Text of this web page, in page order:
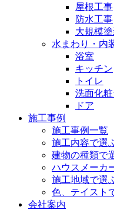
屋根工事
防水工事
大規模
水まわり・内
浴室
キッチン
トイレ
洗面化粧
ドア
施工事例
施工事例一覧
施工内容で選
建物の種類で
ハウスメーカ
施工地域で選
色、テイスト
会社案内